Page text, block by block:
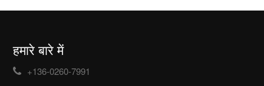
हमारे बारे में
+136-0260-7991